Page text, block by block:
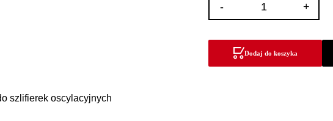
-
standardowe
+
Dodaj do koszyka